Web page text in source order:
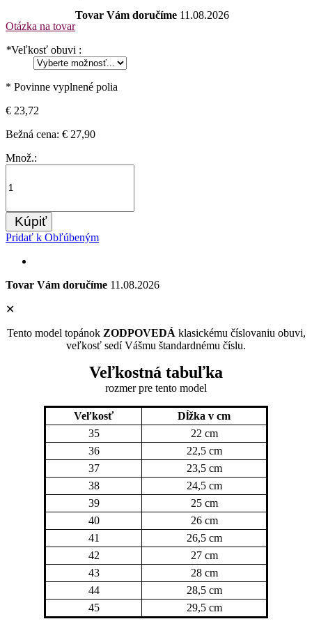
Otázka na tovar
Tovar Vám doručíme 11.08.2026
*Veľkosť obuvi :
* Povinne vyplnené polia
€ 23,72
Bežná cena: € 27,90
Množ.:
Kúpiť
Pridať k Obľúbeným
Tovar Vám doručíme 11.08.2026
✕
Tento model topánok ZODPOVEDÁ klasickému číslovaniu obuvi,
veľkosť sedí Vášmu štandardnému číslu.
Veľkostná tabuľka
rozmer pre tento model
Veľkosť
Dĺžka v cm
35
22 cm
36
22,5 cm
37
23,5 cm
38
24,5 cm
39
25 cm
40
26 cm
41
26,5 cm
42
27 cm
43
28 cm
44
28,5 cm
45
29,5 cm